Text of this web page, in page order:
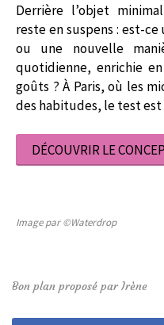
Derrière l’objet
reste en suspens : est-
ou une nouvelle
quotidienne, enrichie
goûts ? À Paris, où les
des habitudes, le test est
DÉCOUVRIR LE
Image par ©Waterdrop
Bon plan proposé par Irène